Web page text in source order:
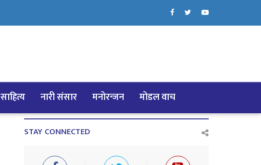
साहित्य नारी संसार मनोरन्जन मोडल वाच
STAY CONNECTED